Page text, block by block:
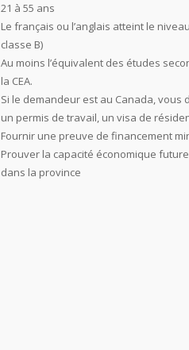
21 à 55 ans
Le français ou l’anglais atteint le
classe B)
Au moins l’équivalent des études
la CEA.
Si le demandeur est au Canada,
un permis de travail, un visa de
Fournir une preuve de financement
Prouver la capacité économique
dans la province